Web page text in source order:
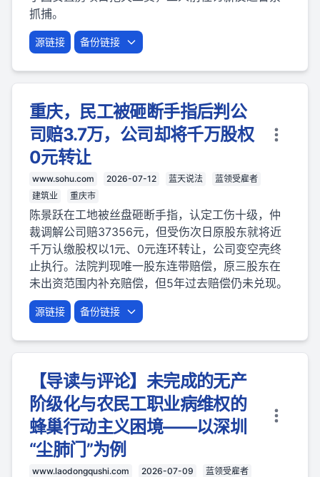
抓捕。
源链接 备份链接
重庆，民工被砸断手指后判公
司赔3.7万，公司却将千万股权
0元转让
www.sohu.com 2026-07-12 蓝天说法
蓝领受雇者
建筑业
重庆市
陈景跃在工地被丝盘砸断手指，认定工伤十级，仲
裁调解公司赔37356元，但受伤次日原股东就将近
千万认缴股权以1元、0元连环转让，公司变空壳终
止执行。法院判现唯一股东连带赔偿，原三股东在
未出资范围内补充赔偿，但5年过去赔偿仍未兑现。
源链接 备份链接
【导读与评论】未完成的无产
阶级化与农民工职业病维权的
蜂巢行动主义困境——以深圳
“尘肺门”为例
www.laodongqushi.com 2026-07-09
蓝领受雇者